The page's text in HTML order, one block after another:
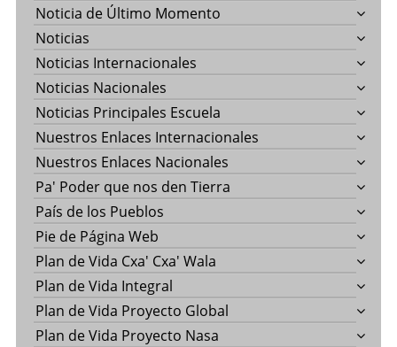
Noticia de Último Momento
Noticias
Noticias Internacionales
Noticias Nacionales
Noticias Principales Escuela
Nuestros Enlaces Internacionales
Nuestros Enlaces Nacionales
Pa' Poder que nos den Tierra
País de los Pueblos
Pie de Página Web
Plan de Vida Cxa' Cxa' Wala
Plan de Vida Integral
Plan de Vida Proyecto Global
Plan de Vida Proyecto Nasa